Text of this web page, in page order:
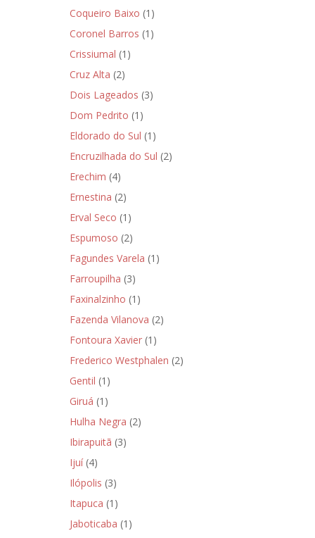
Coqueiro Baixo (1)
Coronel Barros (1)
Crissiumal (1)
Cruz Alta (2)
Dois Lageados (3)
Dom Pedrito (1)
Eldorado do Sul (1)
Encruzilhada do Sul (2)
Erechim (4)
Ernestina (2)
Erval Seco (1)
Espumoso (2)
Fagundes Varela (1)
Farroupilha (3)
Faxinalzinho (1)
Fazenda Vilanova (2)
Fontoura Xavier (1)
Frederico Westphalen (2)
Gentil (1)
Giruá (1)
Hulha Negra (2)
Ibirapuitã (3)
Ijuí(4)
Ilópolis (3)
Itapuca (1)
Jaboticaba (1)